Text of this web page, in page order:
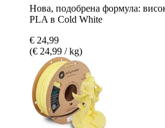
Нова, подобрена формула:
PLA в Cold White
€ 24,99
(€ 24,99 / kg)